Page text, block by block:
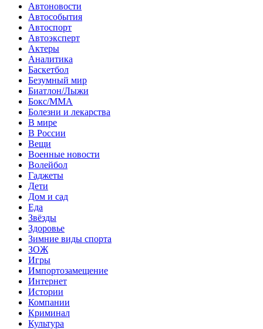
Автоновости
Автособытия
Автоспорт
Автоэксперт
Актеры
Аналитика
Баскетбол
Безумный мир
Биатлон/Лыжи
Бокс/MMA
Болезни и лекарства
В мире
В России
Вещи
Военные новости
Волейбол
Гаджеты
Дети
Дом и сад
Еда
Звёзды
Здоровье
Зимние виды спорта
ЗОЖ
Игры
Импортозамещение
Интернет
Истории
Компании
Криминал
Культура